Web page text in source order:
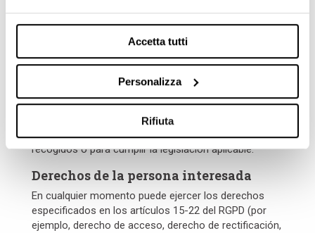
Accetta tutti
Personalizza
Rifiuta
Europea o fuera de estos. En el último caso, la
requisitos indicados en el artículo 44-47 del RGPD.
Periodo de almacenamiento
Guardamos sus datos personales durante el periodo
necesario para los objetivos para los cuales han sido
recogidos o para cumplir la legislación aplicable.
Derechos de la persona interesada
En cualquier momento puede ejercer los derechos
especificados en los artículos 15-22 del RGPD (por
ejemplo, derecho de acceso, derecho de rectificación,